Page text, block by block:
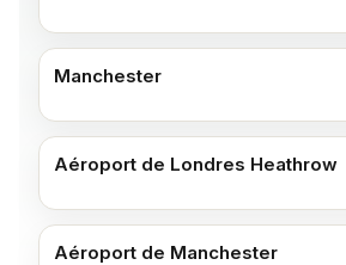
Manchester
Aéroport de Londres Heathrow
Aéroport de Manchester